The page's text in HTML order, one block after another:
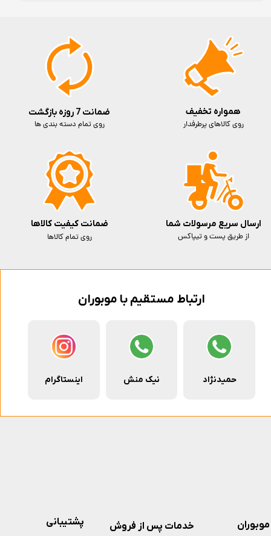
ارتباط مستقیم با موبوران
حمیدنژاد نیک منش اینستاگرام
ضمانت 7 روزه بازگشت
روی تمام دسته بندی ها
ارسال سریع مرسولات شما
از طریق پست و تیپاکس
ضمانت کیفیت کالاها
روی تمام کالاها
همواره تخفیف
روی کالاهای پرطرفدار
پشتیبانی موبوران خدمات پس از فروش